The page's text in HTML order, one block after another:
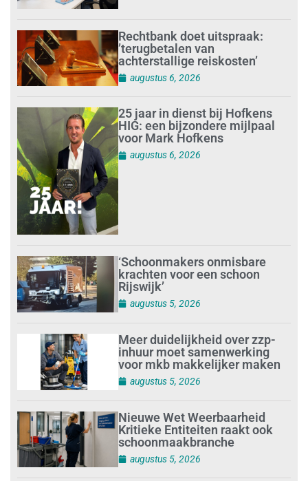
Rechtbank doet uitspraak:
’terugbetalen van
achterstallige reiskosten’
augustus 6, 2026
25 jaar in dienst bij Hofkens
HIG: een bijzondere mijlpaal
voor Mark Hofkens
augustus 6, 2026
‘Schoonmakers onmisbare
krachten voor een schoon
Rijswijk’
augustus 5, 2026
Meer duidelijkheid over zzp-
inhuur moet samenwerking
voor mkb makkelijker maken
augustus 5, 2026
Nieuwe Wet Weerbaarheid
Kritieke Entiteiten raakt ook
schoonmaakbranche
augustus 5, 2026